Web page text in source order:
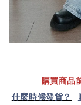
購買商品
什麼時候發貨？